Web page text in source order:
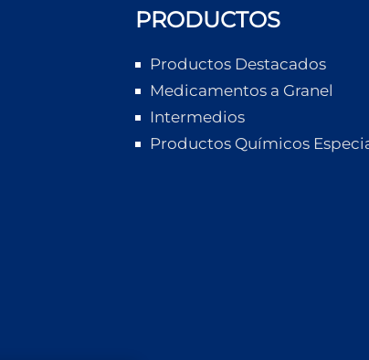
PRODUCTOS
Productos Destacados
Medicamentos a Granel
Intermedios
Productos Químicos